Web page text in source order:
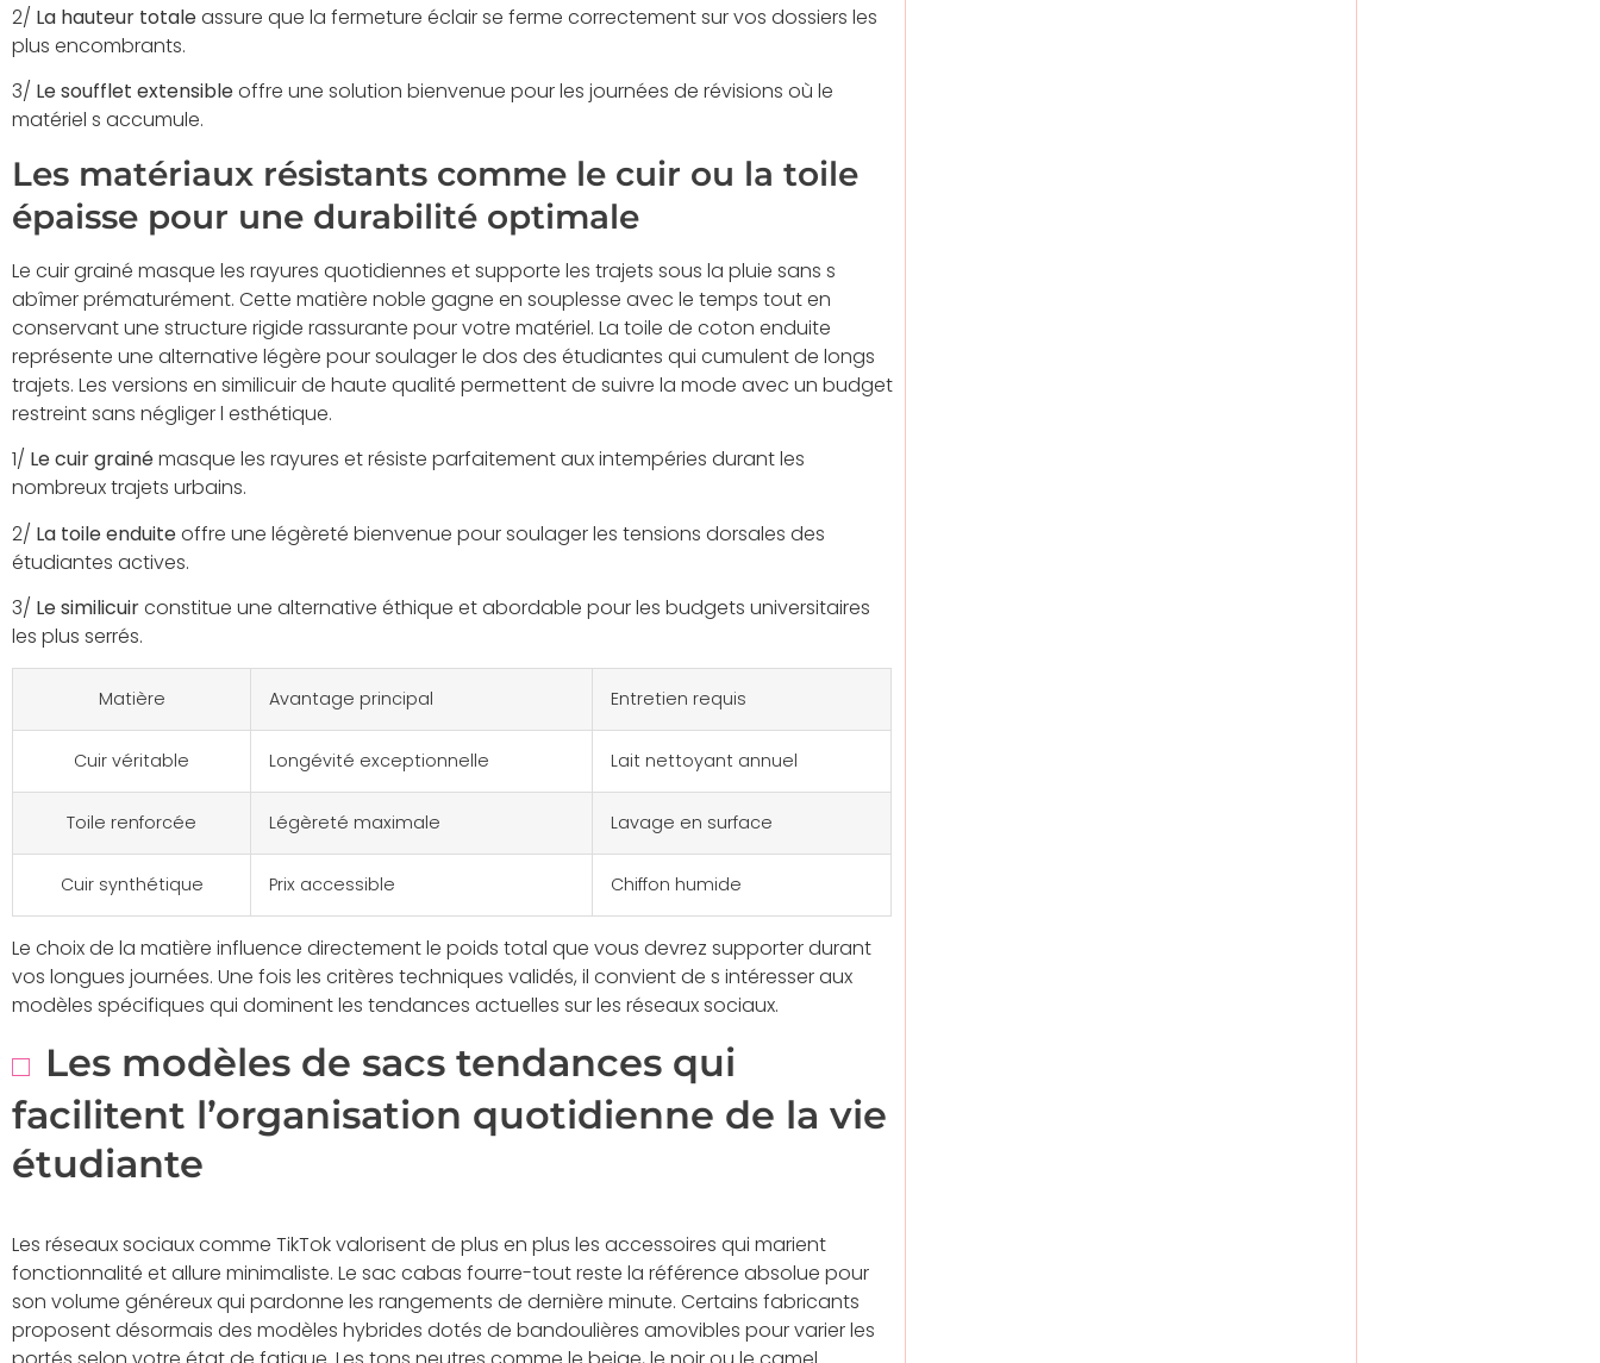
2/ La hauteur totaleassure que la fermeture éclair se ferme correctement sur vos dossiers les
plus encombrants.
3/ Le soufflet extensibleoffre une solution bienvenue pour les journées de révisions où le
matériel s accumule.
Les matériaux résistants comme le cuir ou la toile
épaisse pour une durabilité optimale
Le cuir grainé masque les rayures quotidiennes et supporte les trajets sous la pluie sans s
abîmer prématurément. Cette matière noble gagne en souplesse avec le temps tout en
conservant une structure rigide rassurante pour votre matériel. La toile de coton enduite
représente une alternative légère pour soulager le dos des étudiantes qui cumulent de longs
trajets. Les versions en similicuir de haute qualité permettent de suivre la mode avec un budget
restreint sans négliger l esthétique.
1/ Le cuir grainémasque les rayures et résiste parfaitement aux intempéries durant les
nombreux trajets urbains.
2/ La toile enduiteoffre une légèreté bienvenue pour soulager les tensions dorsales des
étudiantes actives.
3/ Le similicuirconstitue une alternative éthique et abordable pour les budgets universitaires
les plus serrés.
Matière Avantage principal Entretien requis
Cuir véritable Longévité exceptionnelle Lait nettoyant annuel
Toile renforcée Légèreté maximale Lavage en surface
Cuir synthétique Prix accessible Chiffon humide
Le choix de la matière influence directement le poids total que vous devrez supporter durant
vos longues journées. Une fois les critères techniques validés, il convient de s intéresser aux
modèles spécifiques qui dominent les tendances actuelles sur les réseaux sociaux.
Les modèles de sacs tendances qui
facilitent l’organisation quotidienne de la vie
étudiante
Les réseaux sociaux comme TikTok valorisent de plus en plus les accessoires qui marient
fonctionnalité et allure minimaliste. Le sac cabas fourre-tout reste la référence absolue pour
son volume généreux qui pardonne les rangements de dernière minute. Certains fabricants
proposent désormais des modèles hybrides dotés de bandoulières amovibles pour varier les